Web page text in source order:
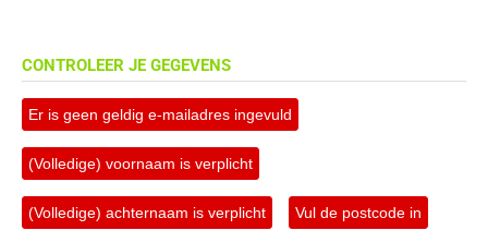
CONTROLEER JE GEGEVENS
Er is geen geldig e-mailadres ingevuld
(Volledige) voornaam is verplicht
(Volledige) achternaam is verplicht Vul de postcode in